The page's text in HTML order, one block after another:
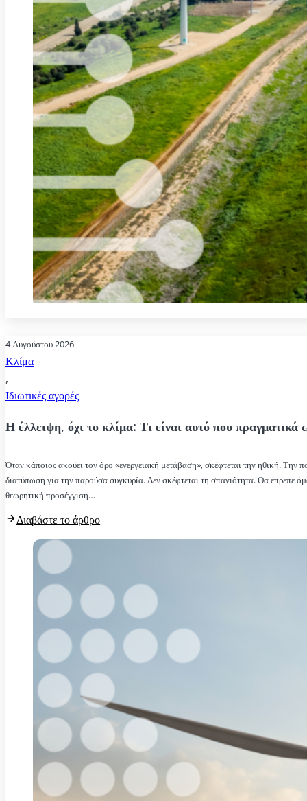
4 Αυγούστου 2026
Κλίμα
,
Ιδιωτικές αγορές
Η έλλειψη, όχι το κλίμα: Τι είναι αυτό που πραγματικά
Όταν κάποιος ακούει τον όρο «ενεργειακή μετάβαση», σκέφτεται την ηθική. Την
διατύπωση για την παρούσα συγκυρία. Δεν σκέφτεται τη σπανιότητα. Θα έπρεπε
θεωρητική προσέγγιση…
Διαβάστε το άρθρο